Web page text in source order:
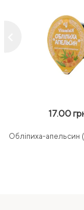
17.00
Обліпиха-апельсин